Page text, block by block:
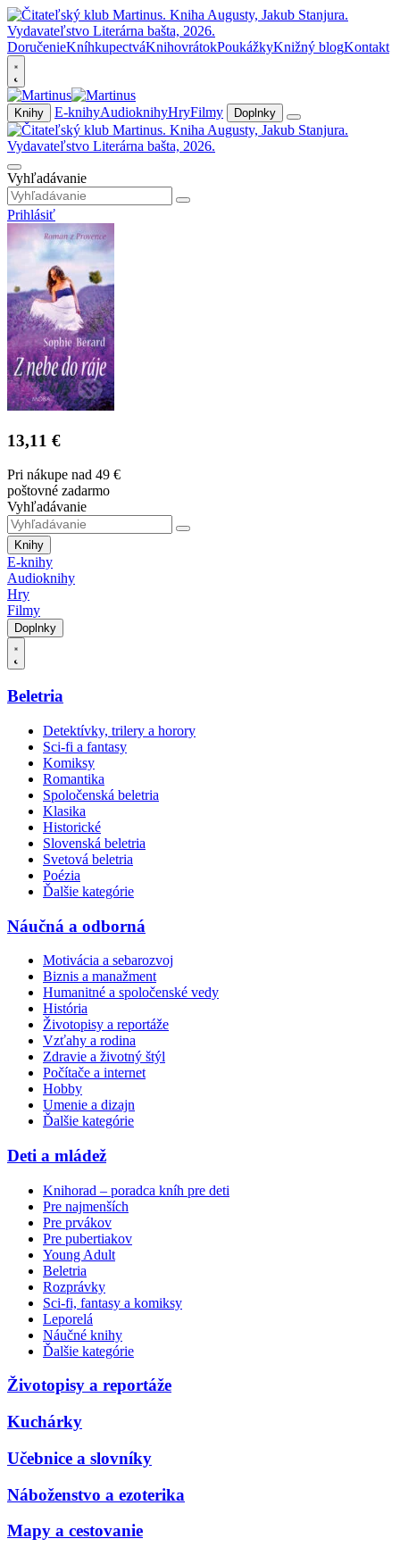
DoručenieKníhkupectváKnihovrátokPoukážkyKnižný blogKontakt
Knihy E-knihyAudioknihyHryFilmy Doplnky
Vyhľadávanie
Prihlásiť
13,11 €
Pri nákupe nad 49 €
poštovné zadarmo
Vyhľadávanie
Knihy
E-knihy
Audioknihy
Hry
Filmy
Doplnky
Beletria
Detektívky, trilery a horory
Sci-fi a fantasy
Komiksy
Romantika
Spoločenská beletria
Klasika
Historické
Slovenská beletria
Svetová beletria
Poézia
Ďalšie kategórie
Náučná a odborná
Motivácia a sebarozvoj
Biznis a manažment
Humanitné a spoločenské vedy
História
Životopisy a reportáže
Vzťahy a rodina
Zdravie a životný štýl
Počítače a internet
Hobby
Umenie a dizajn
Ďalšie kategórie
Deti a mládež
Knihorad – poradca kníh pre deti
Pre najmenších
Pre prvákov
Pre pubertiakov
Young Adult
Beletria
Rozprávky
Sci-fi, fantasy a komiksy
Leporelá
Náučné knihy
Ďalšie kategórie
Životopisy a reportáže
Kuchárky
Učebnice a slovníky
Náboženstvo a ezoterika
Mapy a cestovanie